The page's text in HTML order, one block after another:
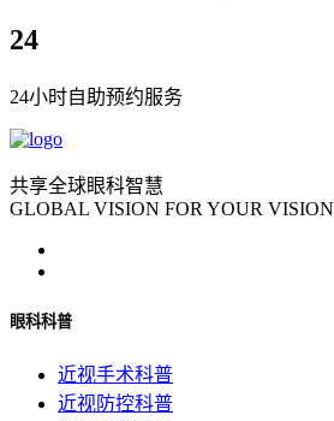
24
24小时自助预约服务
共享全球眼科智慧
GLOBAL VISION FOR YOUR VISION
眼科科普
近视手术科普
近视防控科普